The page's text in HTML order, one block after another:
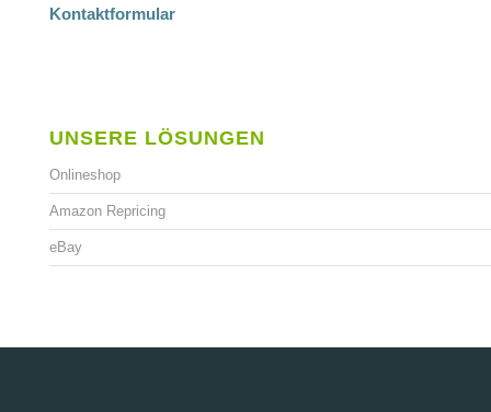
Kontaktformular
UNSERE LÖSUNGEN
Onlineshop
Amazon Repricing
eBay